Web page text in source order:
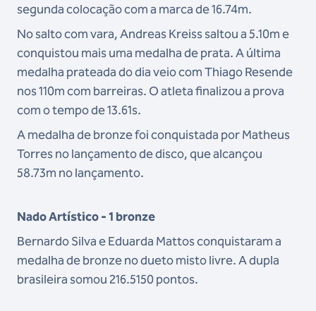
segunda colocação com a marca de 16.74m.
No salto com vara, Andreas Kreiss saltou a 5.10m e
conquistou mais uma medalha de prata. A última
medalha prateada do dia veio com Thiago Resende
nos 110m com barreiras. O atleta finalizou a prova
com o tempo de 13.61s.
A medalha de bronze foi conquistada por Matheus
Torres no lançamento de disco, que alcançou
58.73m no lançamento.
Nado Artístico - 1 bronze
Bernardo Silva e Eduarda Mattos conquistaram a
medalha de bronze no dueto misto livre. A dupla
brasileira somou 216.5150 pontos.